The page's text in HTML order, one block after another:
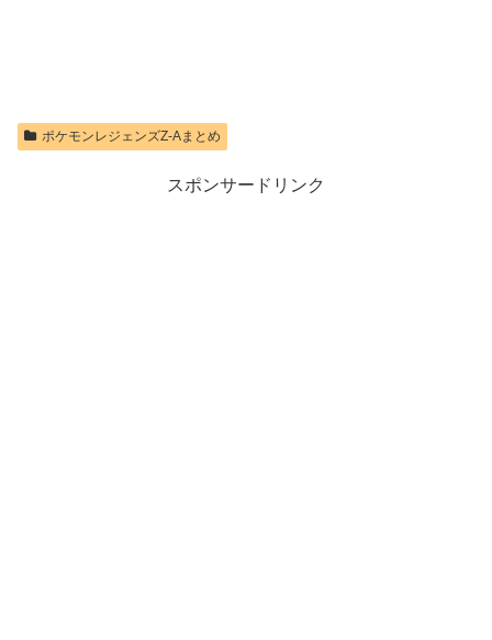
ポケモンレジェンズZ-Aまとめ
スポンサードリンク